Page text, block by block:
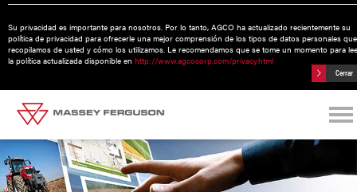
Su privacidad es importante para nosotros. Por lo tanto, AGCO ha actualizado recientemente su
política de privacidad para ofrecerle una mejor comprensión de los tipos de datos personales que
recopilamos de usted y cómo los utilizamos. Le recomendamos que se tome un momento para
la política actualizada disponible en http://www.agcocorp.com/privacy.html
Cerrar
Importantes actualizaciones del
producto de tecnología de gestión de
flotas AgCommand®